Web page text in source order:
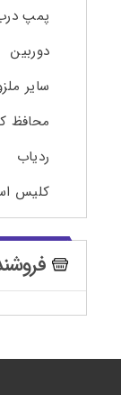
پمپ
دوربین
سایر
محافظ
ردیاب
کلیس